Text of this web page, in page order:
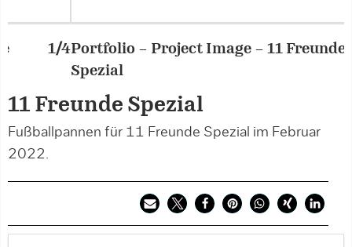
Portfolio – Project Image – 11 Freunde
2/4
11 Freunde Spezial
Fußballpannen für 11 Freunde Spezial im Februar
2022.